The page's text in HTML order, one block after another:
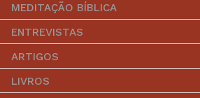
MEDITAÇÃO BÍBLICA
ENTREVISTAS
ARTIGOS
LIVROS